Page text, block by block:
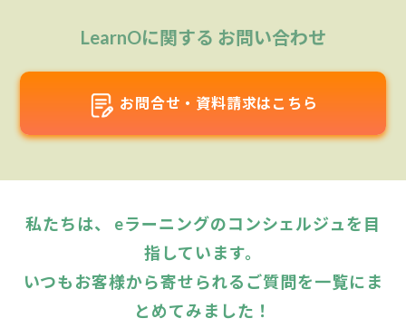
LearnOに関する お問い合わせ
お問合せ・資料請求はこちら
私たちは、 eラーニングのコンシェルジュを目
指しています。
いつもお客様から寄せられるご質問を一覧にま
とめてみました！